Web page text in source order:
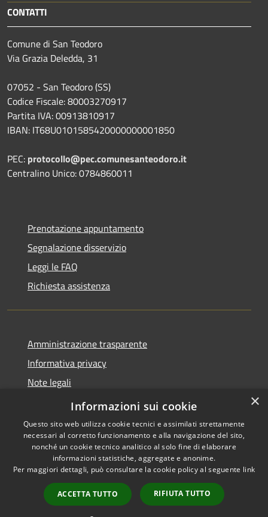
CONTATTI
Comune di San Teodoro
Via Grazia Deledda, 31
07052 - San Teodoro (SS)
Codice Fiscale: 80003270917
Partita IVA: 00913810917
IBAN: IT68U0101585420000000001850
PEC: protocollo@pec.comunesanteodoro.it
Centralino Unico: 0784860011
Prenotazione appuntamento
Segnalazione disservizio
Leggi le FAQ
Richiesta assistenza
Amministrazione trasparente
Informativa privacy
Note legali
Dichiarazione di accessibilità
Accessibilità
Copyright © 2026 • Comune di
San Teodoro • Powered by
Municipium•
Accesso
redazione
×
Informazioni sui cookie
Questo sito web utilizza cookie tecnici e assimilati strettamente
necessari al corretto funzionamento e alla navigazione del sito,
nonché un cookie tecnico analitico al solo fine di elaborare
informazioni statistiche, aggregate e anonime.
Per maggiori dettagli, può consultare la cookie policy al seguente link
ACCETTA TUTTO RIFIUTA TUTTO